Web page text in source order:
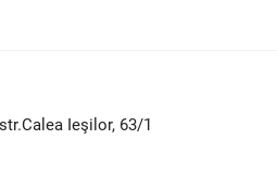
Ieşilor, 63/1